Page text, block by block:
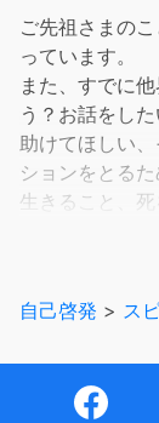
ご先祖さまの
っています。
また、すでに
う？お話をした
助けてほしい
ションをとるた
生きること、
自己啓発 > ス